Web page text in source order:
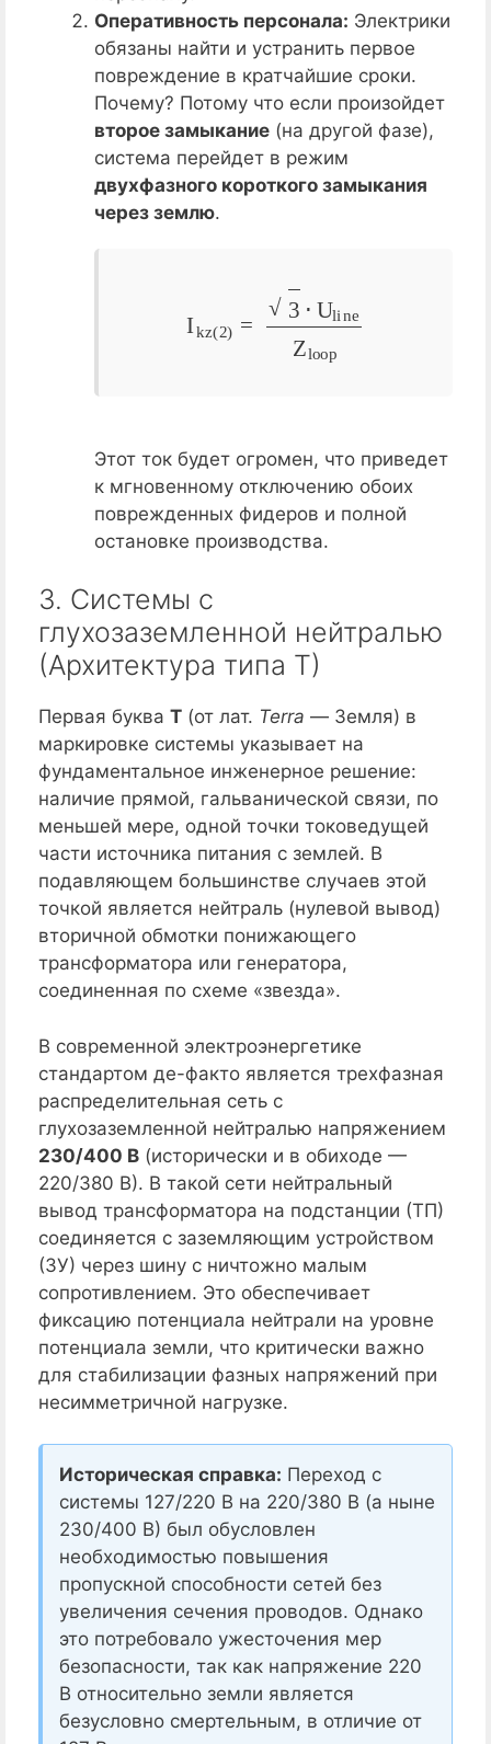
Оперативность персонала: Электрики
обязаны найти и устранить первое
повреждение в кратчайшие сроки.
Почему? Потому что если произойдет
второе замыкание (на другой фазе),
система перейдет в режим
двухфазного короткого замыкания
через землю.
lin
Этот ток будет огромен, что приведет
к мгновенному отключению обоих
поврежденных фидеров и полной
остановке производства.
3. Системы с
глухозаземленной нейтралью
(Архитектура типа Т)
Первая буква Т (от лат. Terra — Земля) в
маркировке системы указывает на
фундаментальное инженерное решение:
наличие прямой, гальванической связи, по
меньшей мере, одной точки токоведущей
части источника питания с землей. В
подавляющем большинстве случаев этой
точкой является нейтраль (нулевой вывод)
вторичной обмотки понижающего
трансформатора или генератора,
соединенная по схеме «звезда».
В современной электроэнергетике
стандартом де-факто является трехфазная
распределительная сеть с
глухозаземленной нейтралью напряжением
230/400 В (исторически и в обиходе —
220/380 В). В такой сети нейтральный
вывод трансформатора на подстанции (ТП)
соединяется с заземляющим устройством
(ЗУ) через шину с ничтожно малым
сопротивлением. Это обеспечивает
фиксацию потенциала нейтрали на уровне
потенциала земли, что критически важно
для стабилизации фазных напряжений при
несимметричной нагрузке.
Историческая справка: Переход с
системы 127/220 В на 220/380 В (а ныне
230/400 В) был обусловлен
необходимостью повышения
пропускной способности сетей без
увеличения сечения проводов. Однако
это потребовало ужесточения мер
безопасности, так как напряжение 220
В относительно земли является
безусловно смертельным, в отличие от